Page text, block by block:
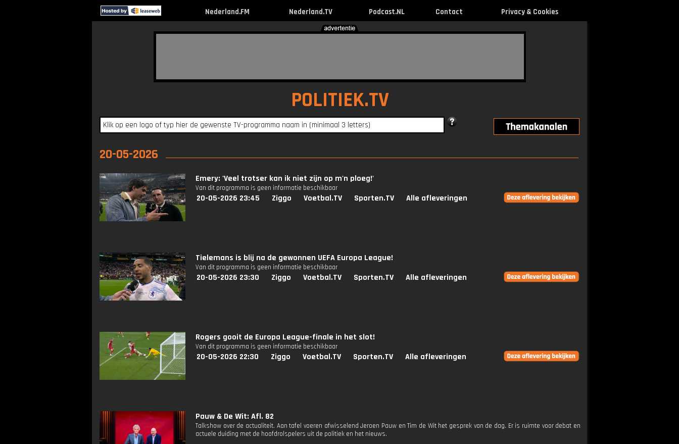
Nederland.FM Nederland.TV Podcast.NL Contact Privacy & Cookies
POLITIEK.TV
20-05-2026
Emery: 'Veel trotser kan ik niet zijn op m'n ploeg!'
Van dit programma is geen informatie beschikbaar
20-05-2026 23:45 Ziggo Voetbal.TV Sporten.TV Alle afleveringen
Tielemans is blij na de gewonnen UEFA Europa League!
Van dit programma is geen informatie beschikbaar
20-05-2026 23:30 Ziggo Voetbal.TV Sporten.TV Alle afleveringen
Rogers gooit de Europa League-finale in het slot!
Van dit programma is geen informatie beschikbaar
20-05-2026 22:30 Ziggo Voetbal.TV Sporten.TV Alle afleveringen
Pauw & De Wit: Afl. 82
Talkshow over de actualiteit. Aan tafel voeren afwisselend Jeroen Pauw en Tim de Wit het gesprek van de dag. Er is ruimte voor debat en
actuele duiding met de hoofdrolspelers uit de politiek en het nieuws.